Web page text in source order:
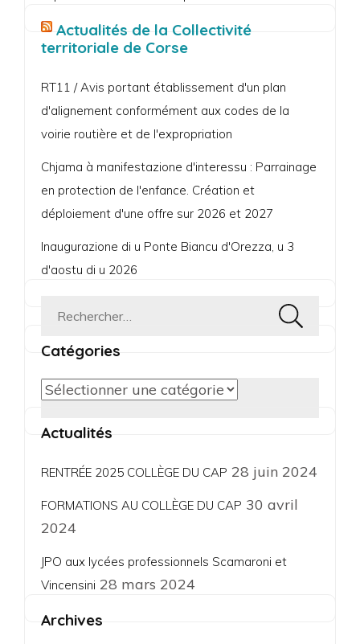
Actualités de la Collectivité
territoriale de Corse
RT11 / Avis portant établissement d'un plan
d'alignement conformément aux codes de la
voirie routière et de l'expropriation
Chjama à manifestazione d'interessu : Parrainage
en protection de l'enfance. Création et
déploiement d'une offre sur 2026 et 2027
Inaugurazione di u Ponte Biancu d'Orezza, u 3
d'aostu di u 2026
Rechercher :
Catégories
Catégories
Actualités
RENTRÉE 2025 COLLÈGE DU CAP 28 juin 2024
FORMATIONS AU COLLÈGE DU CAP 30 avril
2024
JPO aux lycées professionnels Scamaroni et
Vincensini 28 mars 2024
Archives